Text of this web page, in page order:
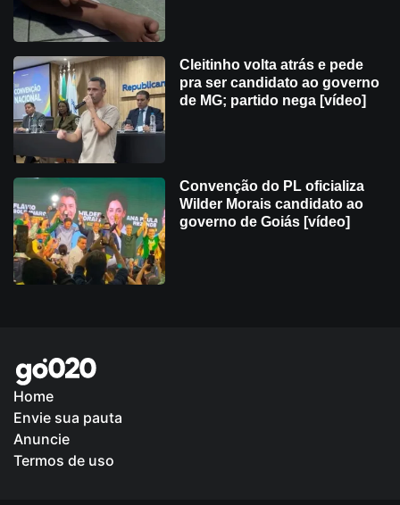
Cleitinho volta atrás e pede
pra ser candidato ao governo
de MG; partido nega [vídeo]
Convenção do PL oficializa
Wilder Morais candidato ao
governo de Goiás [vídeo]
Home
Envie sua pauta
Anuncie
Termos de uso